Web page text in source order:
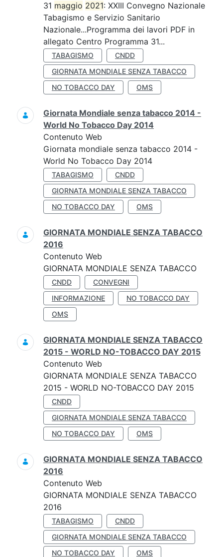
31 maggio 2021: XXIII Convegno Nazionale
Tabagismo e Servizio Sanitario
Nazionale...Programma dei lavori PDF in
allegato Centro Programma 31...
TABAGISMO
CNDD
GIORNATA MONDIALE SENZA TABACCO
NO TOBACCO DAY
OMS
Giornata Mondiale senza tabacco 2014 -
World No Tobacco Day 2014
Contenuto Web
Giornata mondiale senza tabacco 2014 -
World No Tobacco Day 2014
TABAGISMO
CNDD
GIORNATA MONDIALE SENZA TABACCO
NO TOBACCO DAY
OMS
GIORNATA MONDIALE SENZA TABACCO
2016
Contenuto Web
GIORNATA MONDIALE SENZA TABACCO
CNDD
CONVEGNI
INFORMAZIONE
NO TOBACCO DAY
OMS
GIORNATA MONDIALE SENZA TABACCO
2015 - WORLD NO-TOBACCO DAY 2015
Contenuto Web
GIORNATA MONDIALE SENZA TABACCO
2015 - WORLD NO-TOBACCO DAY 2015
CNDD
GIORNATA MONDIALE SENZA TABACCO
NO TOBACCO DAY
OMS
GIORNATA MONDIALE SENZA TABACCO
2016
Contenuto Web
GIORNATA MONDIALE SENZA TABACCO
2016
TABAGISMO
CNDD
GIORNATA MONDIALE SENZA TABACCO
NO TOBACCO DAY
OMS